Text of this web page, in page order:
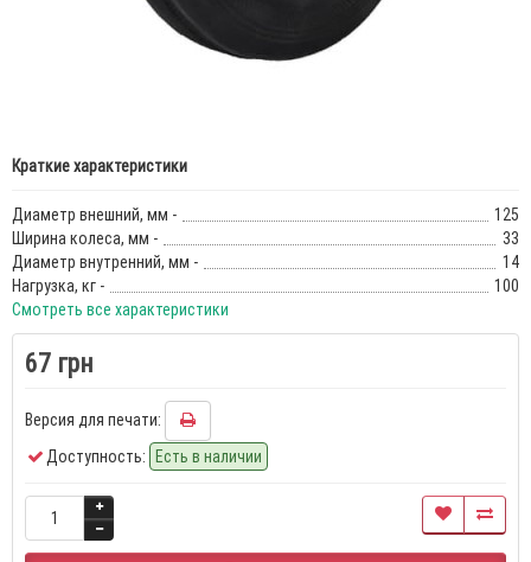
Краткие характеристики
Диаметр внешний, мм -
125
Ширина колеса, мм -
33
Диаметр внутренний, мм -
14
Нагрузка, кг -
100
Смотреть все характеристики
67 грн
Версия для печати:
Доступность: Есть в наличии